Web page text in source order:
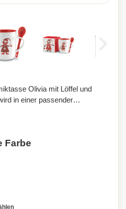
Olivia mit Löffel und
in einer passender
der Keramik-Transferdruck ist
Ihr Unternehmen hervorheben
Farbe